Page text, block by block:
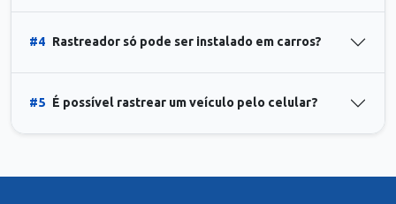
#4 Rastreador só pode ser instalado em carros?
#5 É possível rastrear um veículo pelo celular?